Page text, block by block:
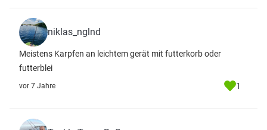
niklas_nglnd
Meistens Karpfen an leichtem gerät mit futterkorb oder
futterblei
vor 7 Jahre 1